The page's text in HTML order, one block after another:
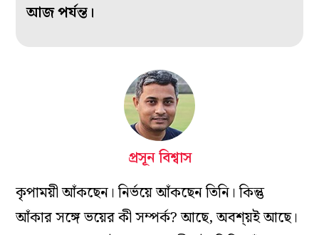
আজ পর্যন্ত।
প্রসূন বিশ্বাস
কৃপাময়ী আঁকছেন। নির্ভয়ে আঁকছেন তিনি। কিন্তু
আঁকার সঙ্গে ভয়ের কী সম্পর্ক? আছে, অবশ্য়ই আছে।